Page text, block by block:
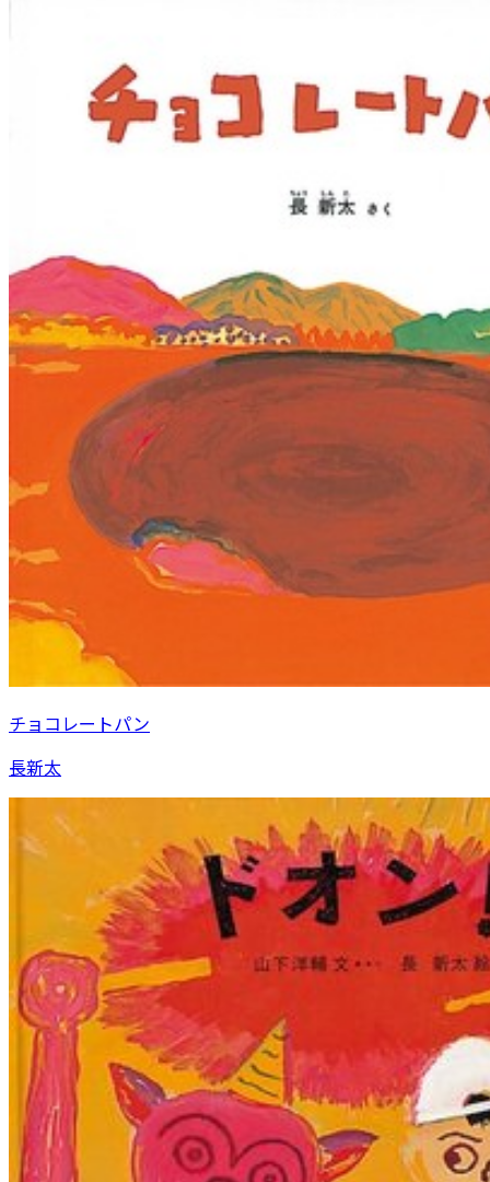
チョコレートパン
長新太